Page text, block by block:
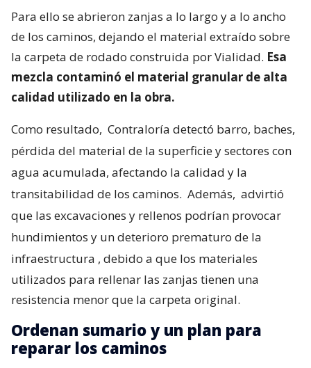
Para ello se abrieron zanjas a lo largo y a lo ancho
de los caminos, dejando el material extraído sobre
la carpeta de rodado construida por Vialidad. Esa
mezcla contaminó el material granular de alta
calidad utilizado en la obra.
Como resultado, Contraloría detectó barro, baches,
pérdida del material de la superficie y sectores con
agua acumulada, afectando la calidad y la
transitabilidad de los caminos. Además, advirtió
que las excavaciones y rellenos podrían provocar
hundimientos y un deterioro prematuro de la
infraestructura , debido a que los materiales
utilizados para rellenar las zanjas tienen una
resistencia menor que la carpeta original.
Ordenan sumario y un plan para
reparar los caminos